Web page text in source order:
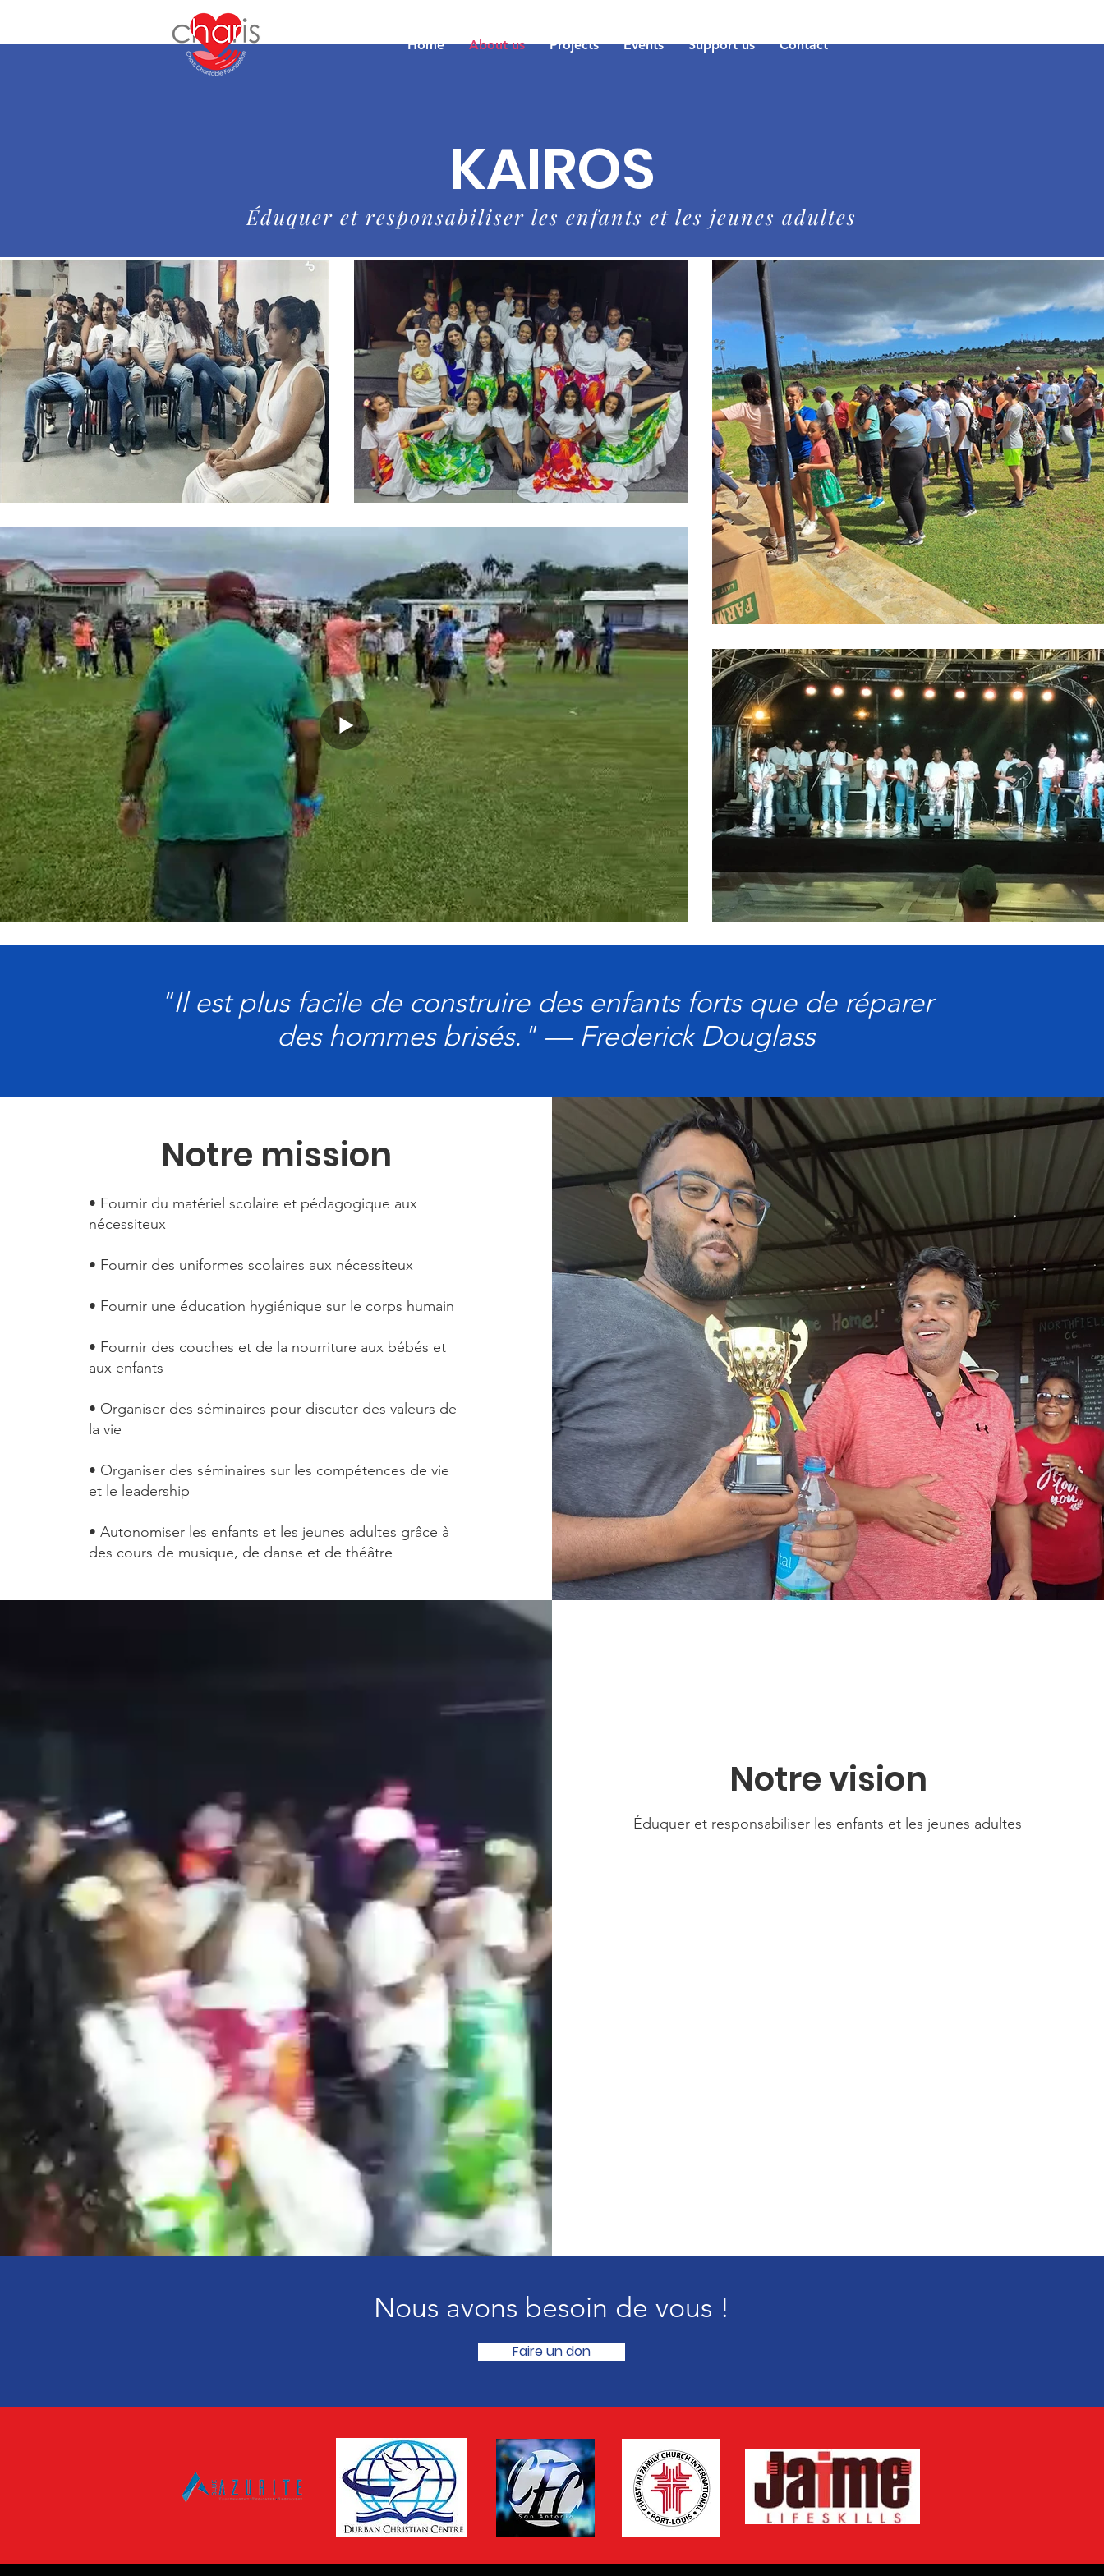
Home About us Projects Events Support us Contact
KAIROS
Éduquer et responsabiliser les enfants et les jeunes adultes
"Il est plus facile de construire des enfants forts que de réparer
des hommes brisés." — Frederick Douglass
Notre mission
• Fournir du matériel scolaire et pédagogique aux
nécessiteux
• Fournir des uniformes scolaires aux nécessiteux
• Fournir une éducation hygiénique sur le corps humain
• Fournir des couches et de la nourriture aux bébés et
aux enfants
• Organiser des séminaires pour discuter des valeurs de
la vie
• Organiser des séminaires sur les compétences de vie
et le leadership
• Autonomiser les enfants et les jeunes adultes grâce à
des cours de musique, de danse et de théâtre
Notre vision
Éduquer et responsabiliser les enfants et les jeunes adultes
Nous avons besoin de vous !
Faire un don